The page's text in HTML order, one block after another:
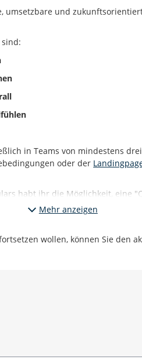
umsetzbare und
in Teams von mindestens
oder der
habt ihr die Möglichkeit, eine
Diese Möglichkeit
davon. Es werden keine
Mehr anzeigen
wollen, können Sie den